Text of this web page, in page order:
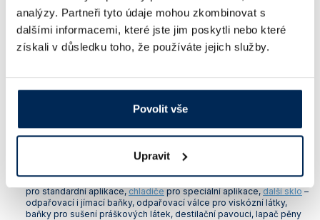
analýzy. Partneři tyto údaje mohou zkombinovat s
dalšími informacemi, které jste jim poskytli nebo které
získali v důsledku toho, že používáte jejich služby.
Povolit vše
Upravit
topné lázně
nastavení otáček i teploty pomocí otočných knoflíků s možností
kontroly na displejích
plynulý náběh rychlosti
vhodné pro praváky i leváky), v případě výpadku napájení dojde
snadná výměna odpařovacích baněk (funkce push-off)
indikátor špatné polohy parní trubice
pro snadné přenášení; teplotní rozsah: 20 – 180 °C; rozhraní USB
(lázeň lze použít i samostatně)
kompatibilní s celým sortimentem skla IKA RV 10:sady skla
pro standardní aplikace,chladičepro speciální aplikace,další sklo –
odpařovací i jímací baňky, odpařovací válce pro viskózní látky,
baňky pro sušení práškových látek, destilační pavouci, lapač pěny